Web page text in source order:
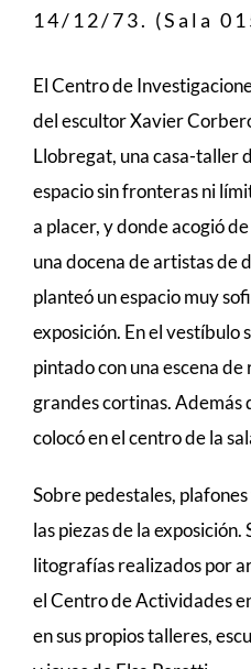
14/12/73. (Sala
El Centro de
del escultor Xavier
Llobregat, una casa-taller
espacio sin fronteras ni
a placer, y donde acogió
una docena de artistas de
planteó un espacio muy
exposición. En el vestíbulo
pintado con una escena de
grandes cortinas. Además
colocó en el centro de la
Sobre pedestales,
las piezas de la
litografías realizados por
el Centro de Actividades
en sus propios talleres,